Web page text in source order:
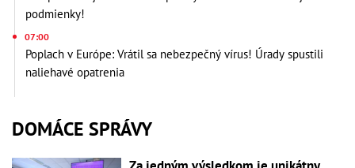
podmienky!
07:00
Poplach v Európe: Vrátil sa nebezpečný vírus! Úrady spustili
naliehavé opatrenia
DOMÁCE SPRÁVY